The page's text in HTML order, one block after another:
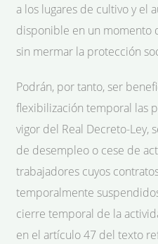
a los lugares de cultivo y el
disponible en un momento
sin mermar la protección
Podrán, por tanto, ser
flexibilización temporal las
vigor del Real Decreto-Ley,
de desempleo o cese de
trabajadores cuyos
temporalmente
cierre temporal de la
en el artículo 47 del texto